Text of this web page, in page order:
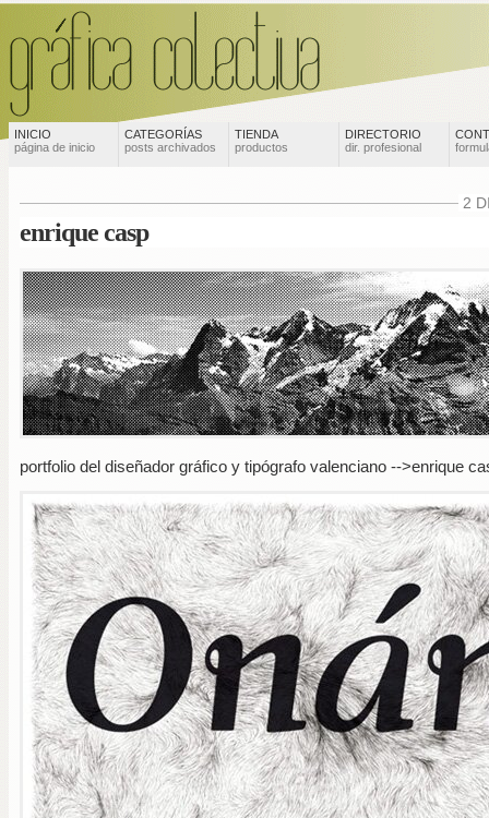
INICIO
página de inicio
CATEGORÍAS
posts archivados
TIENDA
productos
DIRECTORIO
dir. profesional
2
enrique casp
portfolio del diseñador gráfico y tipógrafo valenciano -->enrique